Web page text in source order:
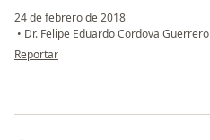
24 de febrero de 2018
• Dr. Felipe Eduardo Cordova Guerrero
en opinión del usuario usuario
Reportar